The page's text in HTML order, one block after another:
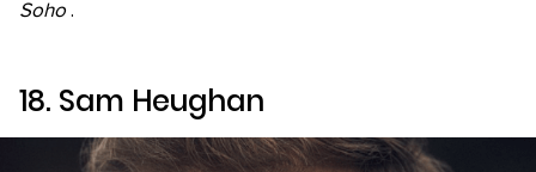
Soho .
18. Sam Heughan